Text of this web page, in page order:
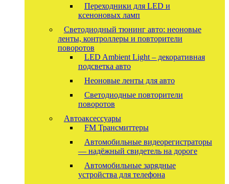
Переходники для LED и
ксеноновых ламп
Светодиодный тюнинг авто: неоновые
ленты, контроллеры и повторители
поворотов
LED Ambient Light – декоративная
подсветка авто
Неоновые ленты для авто
Светодиодные повторители
поворотов
Автоаксессуары
FM Трансмиттеры
Автомобильные видеорегистраторы
— надёжный свидетель на дороге
Автомобильные зарядные
устройства для телефона